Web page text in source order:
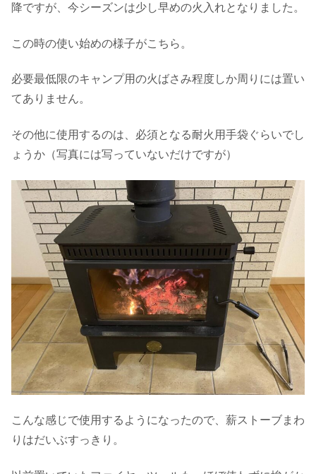
降ですが、今シーズンは少し早めの火入れとなりました。
この時の使い始めの様子がこちら。
必要最低限のキャンプ用の火ばさみ程度しか周りには置い
てありません。
その他に使用するのは、必須となる耐火用手袋ぐらいでし
ょうか（写真には写っていないだけですが）
こんな感じで使用するようになったので、薪ストーブまわ
りはだいぶすっきり。